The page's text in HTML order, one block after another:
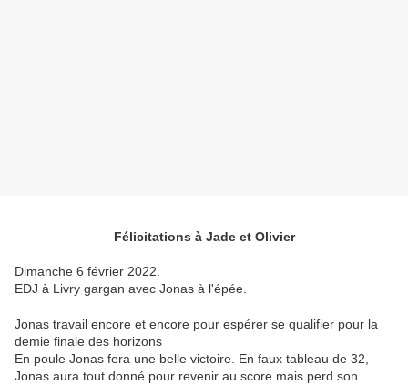
Félicitations à Jade et Olivier
Dimanche 6 février 2022.
EDJ à Livry gargan avec Jonas à l'épée.
Jonas travail encore et encore pour espérer se qualifier pour la
demie finale des horizons
En poule Jonas fera une belle victoire. En faux tableau de 32,
Jonas aura tout donné pour revenir au score mais perd son